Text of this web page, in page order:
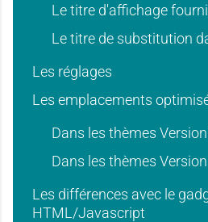
Le titre d'affichage
Le titre de substitution
Les réglages
Les emplacements
Dans les thèmes
Dans les thèmes
Les différences avec le
HTML/Javascript